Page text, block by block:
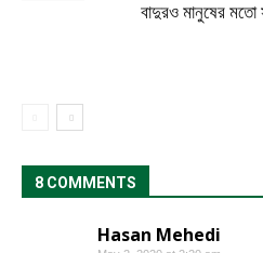
বাদুরও মানুষের মতো
8 COMMENTS
Hasan Mehedi